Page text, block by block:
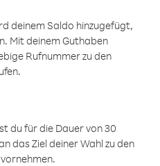
deinem Saldo hinzugefügt,
Mit deinem Guthaben
Rufnummer zu den
du für die Dauer von 30
das Ziel deiner Wahl zu den